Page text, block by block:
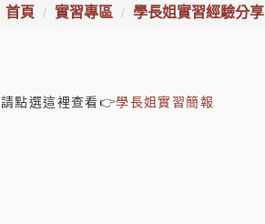
首頁 實習專區 學長姐實習經驗分享
請點選這裡查看👉學長姐實習簡報